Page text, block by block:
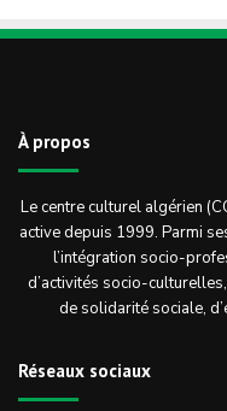
À propos
Le centre culturel algérien
active depuis 1999. Parmi
l’intégration socio-
d’activités socio-
de solidarité sociale,
Réseaux sociaux